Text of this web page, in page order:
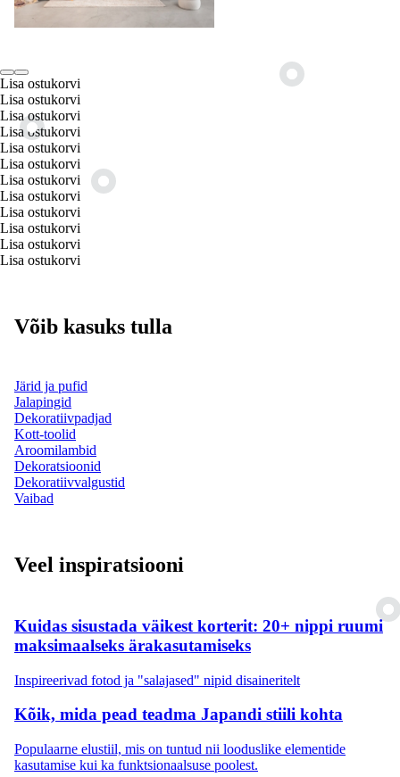
Lisa ostukorvi
Lisa ostukorvi
Lisa ostukorvi
Lisa ostukorvi
Lisa ostukorvi
Lisa ostukorvi
Lisa ostukorvi
Lisa ostukorvi
Lisa ostukorvi
Lisa ostukorvi
Lisa ostukorvi
Lisa ostukorvi
Võib kasuks tulla
Järid ja pufid
Jalapingid
Dekoratiivpadjad
Kott-toolid
Aroomilambid
Dekoratsioonid
Dekoratiivvalgustid
Vaibad
Veel inspiratsiooni
Kuidas sisustada väikest korterit: 20+ nippi ruumi
maksimaalseks ärakasutamiseks
Inspireerivad fotod ja "salajased" nipid disaineritelt
Kõik, mida pead teadma Japandi stiili kohta
Populaarne elustiil, mis on tuntud nii looduslike elementide
kasutamise kui ka funktsionaalsuse poolest.